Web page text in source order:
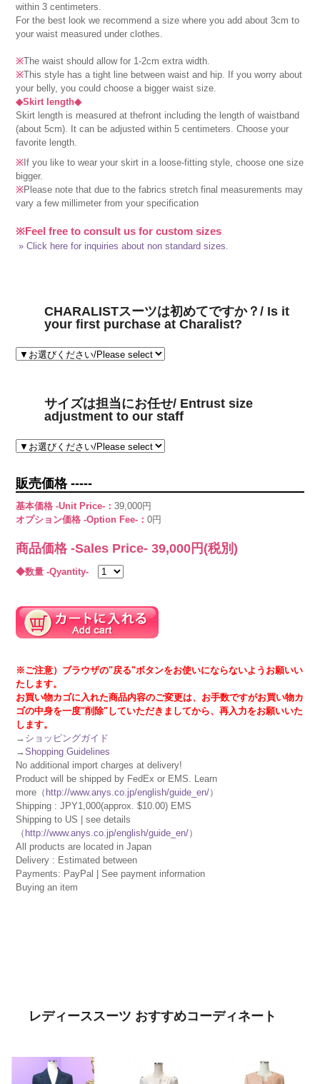
within 3 centimeters.
For the best look we recommend a size where you add about 3cm to
your waist measured under clothes.
※The waist should allow for 1-2cm extra width.
※This style has a tight line between waist and hip. If you worry about
your belly, you could choose a bigger waist size.
◆Skirt length◆
Skirt length is measured at thefront including the length of waistband
(about 5cm). It can be adjusted within 5 centimeters. Choose your
favorite length.
※If you like to wear your skirt in a loose-fitting style, choose one size
bigger.
※Please note that due to the fabrics stretch final measurements may
vary a few millimeter from your specification
※Feel free to consult us for custom sizes
» Click here for inquiries about non standard sizes.
CHARALISTスーツは初めてですか？/ Is it
your first purchase at Charalist?
サイズは担当にお任せ/ Entrust size
adjustment to our staff
販売価格 -----
基本価格 -Unit Price-：39,000円
オプション価格 -Option Fee-：0円
商品価格 -Sales Price-39,000 円(税別)
◆数量 -Qyantity-
※ご注意）ブラウザの"戻る"ボタンをお使いにならないようお願いい
たします。
お買い物カゴに入れた商品内容のご変更は、お手数ですがお買い物カ
ゴの中身を一度"削除"していただきましてから、再入力をお願いいた
します。
→ ショッピングガイド
→Shopping Guidelines
No additional import charges at delivery!
Product will be shipped by FedEx or EMS. Learn
more（ http://www.anys.co.jp/english/guide_en/）
Shipping : JPY1,000(approx. $10.00) EMS
Shipping to US | see details
（ http://www.anys.co.jp/english/guide_en/）
All products are located in Japan
Delivery : Estimated between
Payments: PayPal | See payment information
Buying an item
レディーススーツ おすすめコーディネート